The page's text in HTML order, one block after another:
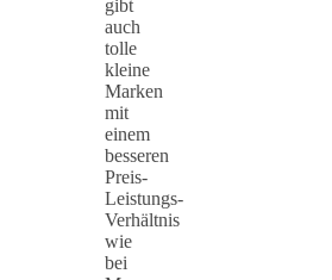
gibt
auch
tolle
kleine
Marken
mit
einem
besseren
Preis-
Leistungs-
Verhältnis
wie
bei